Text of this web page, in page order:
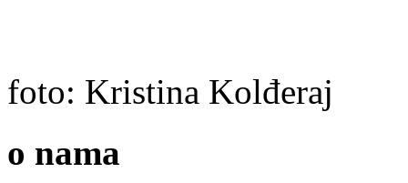
foto: Kristina Kolđeraj
o nama